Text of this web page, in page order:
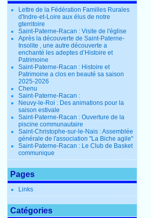
Lettre de la Fédération Familles Rurales
d'Indre-et-Loire aux élus de notre
gterritoire
Saint-Paterne-Racan : Visite de l'église
Après la découverte de Saint-Paterne-
Insolite , une autre découverte a
enchanté les adeptes d’Histoire et
Patrimoine
Saint-Paterne-Racan : Histoire et
Patrimoine a clos en beauté sa saison
2025-2026
Chenu
Saint-Paterne-Racan :
Neuvy-le-Roi : Des animations pour la
saison estivale
Saint-Paterne-Racan : Ouverture de la
piscine communautaire
Saint-Christophe-sur-le-Nais : Assemblée
générale de l'association "La Biche agile"
Saint-Paterne-Racan : Le Club de Basket
communique
Pages
Links
Catégories